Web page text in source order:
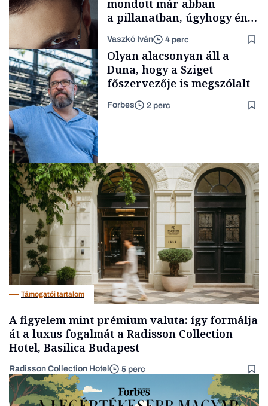
Content Lab HUB
Forbes-sztori
mondott már abban
a pillanatban, úgyhogy én
a legsarkosabb
gondolataimat akartam
kimondani
Vaszkó Iván 4 perc
Társadalom
Olyan alacsonyan áll a
Duna, hogy a Sziget
főszervezője is megszólalt
Forbes 2 perc
Támogatói tartalom
A figyelem mint prémium valuta: így formálja
át a luxus fogalmát a Radisson Collection
Hotel, Basilica Budapest
Radisson Collection Hotel 5 perc